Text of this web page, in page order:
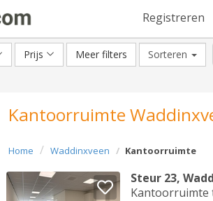
Registreren
Prijs Meer filters Sorteren
Kantoorruimte
Home Waddinxveen Kantoorruimte
Steur 23,
Kantoorruimte